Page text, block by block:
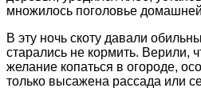
множилось поголовье
В эту ночь скоту давали
старались не кормить. Верили,
желание копаться в огороде,
только высажена рассада или